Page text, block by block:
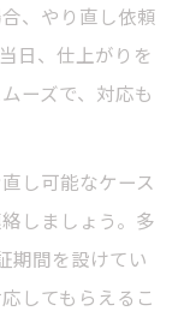
、やり直し依頼
日、仕上がりを
ーズで、対応も
し可能なケース
しましょう。多
期間を設けてい
してもらえるこ